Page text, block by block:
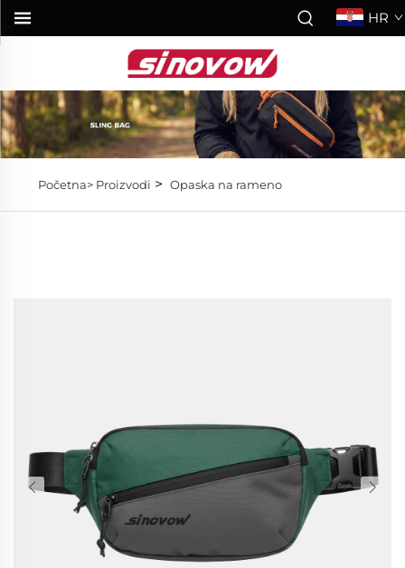
HR
Početna> Proizvodi > Opaska na rameno